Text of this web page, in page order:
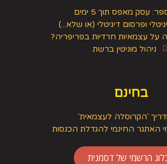
עסק מאפס תוך 5 ימים
ופרסום דיגיטלי (או שלא...)
על עצמאיות חרדיות בפריפריה?
ניהול מוניטין ברשת
בחינם
'הקרוסלה לעצמאית'
האתגר החינמי להגדלת הכנסות
הרשמי של דסמנית